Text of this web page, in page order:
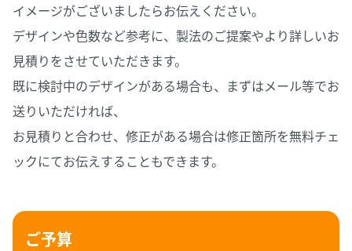
イメージがございましたらお伝えください。
デザインや色数など参考に、製法のご提案やより詳しいお
見積りをさせていただきます。
既に検討中のデザインがある場合も、まずはメール等でお
送りいただければ、
お見積りと合わせ、修正がある場合は修正箇所を無料チェ
ックにてお伝えすることもできます。
ご予算